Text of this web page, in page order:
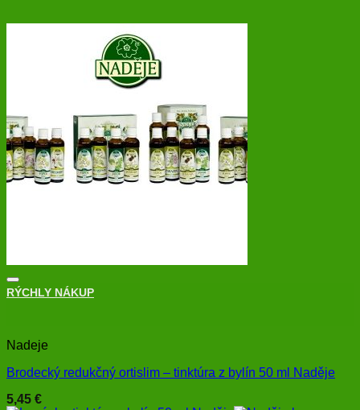
+
RÝCHLY NÁKUP
Nadeje
Brodecký redukčný ortislim – tinktúra z bylín 50 ml Naděje
5,45 €